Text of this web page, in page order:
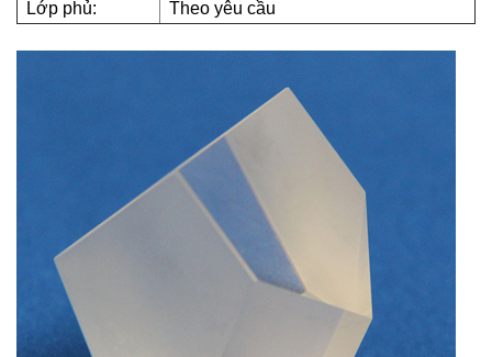
Lớp phủ: Theo yêu cầu